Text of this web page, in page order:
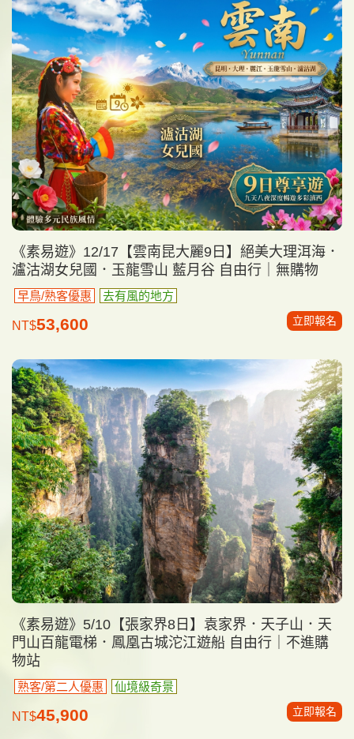
《素易遊》12/17【雲南昆大麗9日】絕美大理洱海．
瀘沽湖女兒國．玉龍雪山 藍月谷 自由行｜無購物
早鳥/熟客優惠 去有風的地方
NT$53,600 立即報名
《素易遊》5/10【張家界8日】袁家界．天子山．天
門山百龍電梯．鳳凰古城沱江遊船 自由行｜不進購
物站
熟客/第二人優惠 仙境級奇景
NT$45,900 立即報名